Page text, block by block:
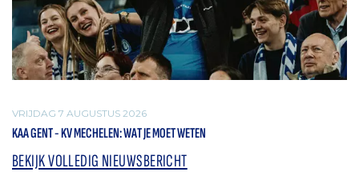
VRIJDAG 7 AUGUSTUS 2026
KAA GENT - KV MECHELEN: WAT JE MOET WETEN
BEKIJK VOLLEDIG NIEUWSBERICHT